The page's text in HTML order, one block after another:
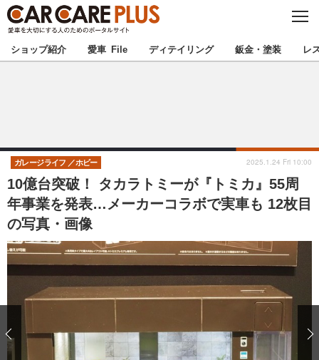
C
S
E
★カーケアプラス認定★ 厳選プロショップを地域から探す
甲信越 北陸
東海 関西
中国
注目の記事
ショップレポート
自動車豆知識 ストップ！不具合修理＆粗悪修理
ディテイリング
ディテイリング 洗車
ショップ紹介 愛車 File ディテイリング 鈑金・塗装 レ
10億台突破！ タカラトミーが『トミカ』55周
年事業を発表…メーカーコラボで実車も 12枚目
の写真・画像
ガレージライフ ホビー 2025.1.24 Fri 10:00